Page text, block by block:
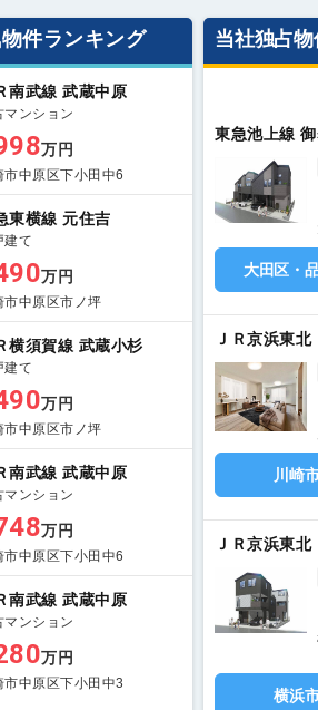
件ランキング
南武線 武蔵中原
マンション
万円
市中原区下小田中6
東横線 元住吉
建て
万円
市中原区市ノ坪
横須賀線 武蔵小杉
建て
万円
市中原区市ノ坪
南武線 武蔵中原
マンション
万円
市中原区下小田中6
南武線 武蔵中原
マンション
万円
市中原区下小田中3
当社独占
東急池上線
大田区・
ＪＲ京浜東
川崎
ＪＲ京浜東
横浜